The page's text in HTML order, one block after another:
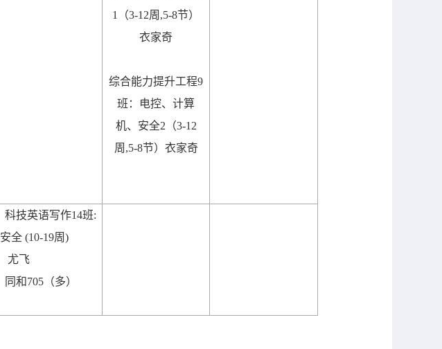
1
（3-12周 ,5-8节）
衣家奇
综合能力提升工程9
班：电控、计算
机、安全2 （3-12
周 ,5-8节）衣家奇
科技英语写作14班:
安全 (10-19周)
尤飞
同和705 （多）